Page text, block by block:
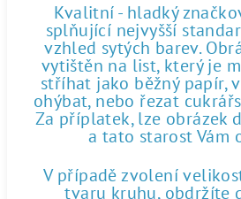
Kvalitní - hladký
splňující nejvyšší
vzhled sytých barev.
vytištěn na list, který je
stříhat jako běžný papír,
ohýbat, nebo řezat
Za příplatek, lze obrázek
a tato starost Vám
V případě zvolení
tvaru kruhu, obdržíte